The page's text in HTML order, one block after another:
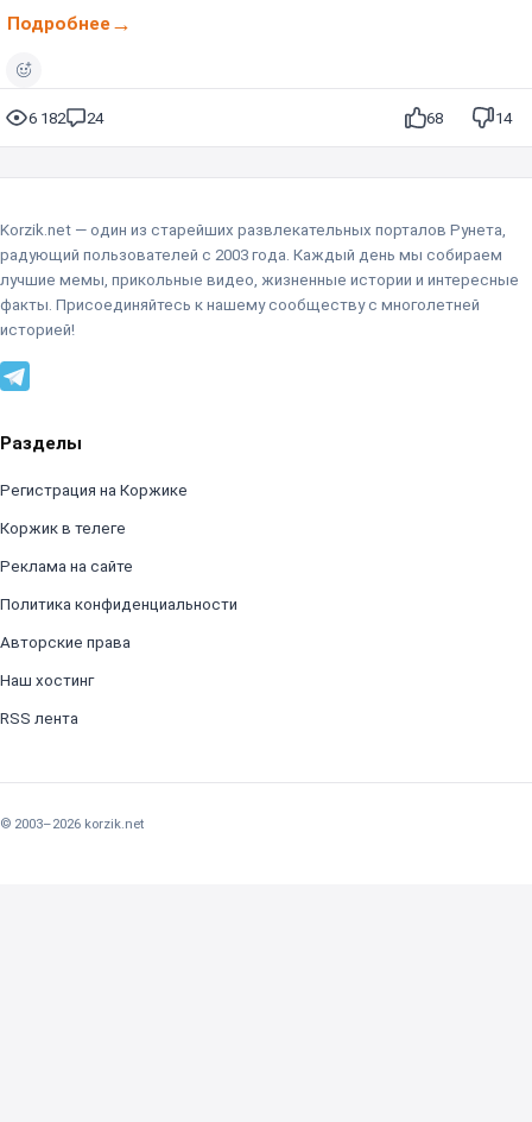
Подробнее
6 182 24 68 14
Korzik.net — один из старейших развлекательных порталов Рунета,
радующий пользователей с 2003 года. Каждый день мы собираем
лучшие мемы, прикольные видео, жизненные истории и интересные
факты. Присоединяйтесь к нашему сообществу с многолетней
историей!
Разделы
Регистрация на Коржике
Коржик в телеге
Реклама на сайте
Политика конфиденциальности
Авторские права
Наш хостинг
RSS лента
© 2003–2026 korzik.net